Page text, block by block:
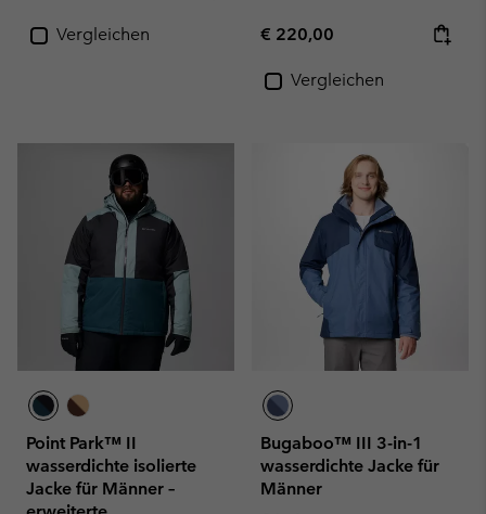
Vergleichen Regular price:
€ 220,00
Vergleichen
Point Park™ II
wasserdichte isolierte
Jacke für Männer –
Bugaboo™ III 3-in-1
wasserdichte Jacke für
Männer